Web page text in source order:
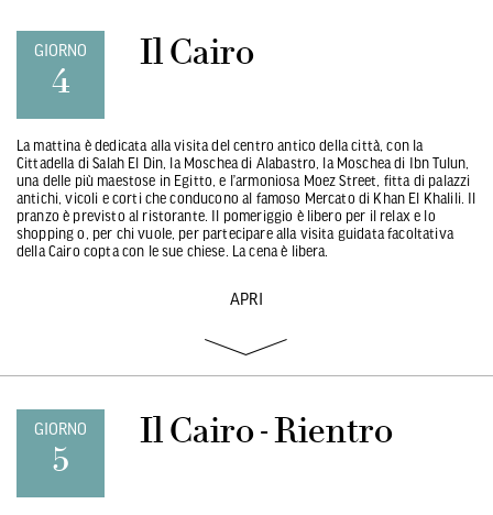
GIORNO
4
Il Cairo
La mattina è dedicata alla visita del centro antico della città, con la
Cittadella di Salah El Din, la Moschea di Alabastro, la Moschea di Ibn Tulun,
una delle più maestose in Egitto, e l’armoniosa Moez Street, fitta di palazzi
antichi, vicoli e corti che conducono al famoso Mercato di Khan El Khalili. Il
pranzo è previsto al ristorante. Il pomeriggio è libero per il relax e lo
shopping o, per chi vuole, per partecipare alla visita guidata facoltativa
della Cairo copta con le sue chiese. La cena è libera.
APRI
GIORNO
5
Il Cairo - Rientro